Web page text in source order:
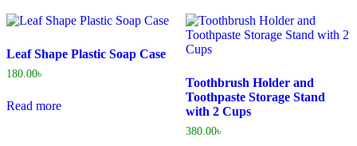
Leaf Shape Plastic Soap Case
180.00৳
Read more
Toothbrush Holder and
Toothpaste Storage Stand
with 2 Cups
380.00৳